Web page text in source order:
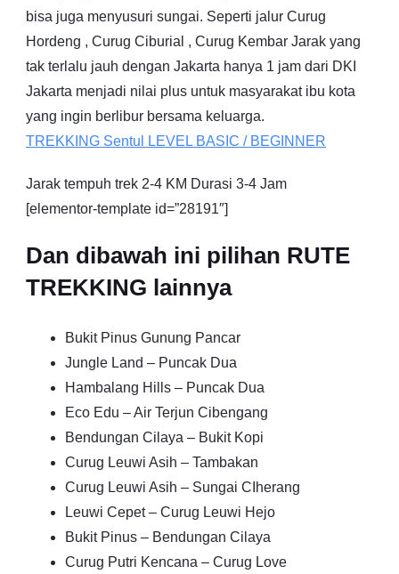
bisa juga menyusuri sungai. Seperti jalur Curug
Hordeng , Curug Ciburial , Curug Kembar Jarak yang
tak terlalu jauh dengan Jakarta hanya 1 jam dari DKI
Jakarta menjadi nilai plus untuk masyarakat ibu kota
yang ingin berlibur bersama keluarga.
TREKKING Sentul LEVEL BASIC / BEGINNER
Jarak tempuh trek 2-4 KM Durasi 3-4 Jam
[elementor-template id=”28191″]
Dan dibawah ini pilihan RUTE
TREKKING lainnya
Bukit Pinus Gunung Pancar
Jungle Land – Puncak Dua
Hambalang Hills – Puncak Dua
Eco Edu – Air Terjun Cibengang
Bendungan Cilaya – Bukit Kopi
Curug Leuwi Asih – Tambakan
Curug Leuwi Asih – Sungai CIherang
Leuwi Cepet – Curug Leuwi Hejo
Bukit Pinus – Bendungan Cilaya
Curug Putri Kencana – Curug Love